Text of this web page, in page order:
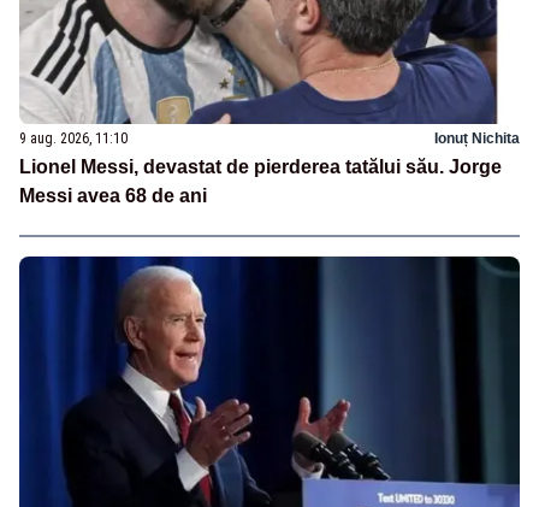
9 aug. 2026, 11:10 Ionuț Nichita
Lionel Messi, devastat de pierderea tatălui său. Jorge
Messi avea 68 de ani